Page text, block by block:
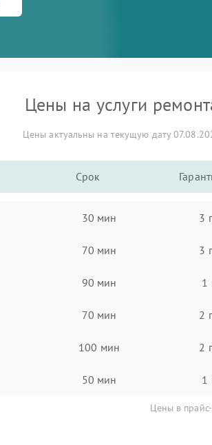
Цены на услуги
Цены актуальны на текущую дату
Срок
30 мин 3
70 мин 3
90 мин 1
70 мин 2
100 мин 2
50 мин 1
Цены в